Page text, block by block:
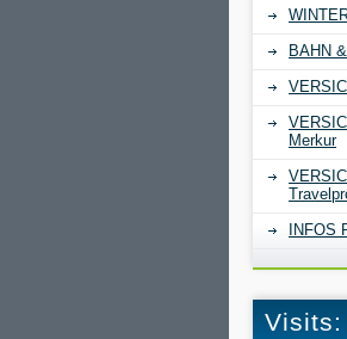
BAHN
Merkur
INFOS
Visits: